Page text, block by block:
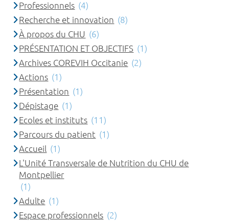
Professionnels (4)
Recherche et innovation (8)
À propos du CHU (6)
PRÉSENTATION ET OBJECTIFS (1)
Archives COREVIH Occitanie (2)
Actions (1)
Présentation (1)
Dépistage (1)
Ecoles et instituts (11)
Parcours du patient (1)
Accueil (1)
L'Unité Transversale de Nutrition du CHU de
Montpellier
(1)
Adulte (1)
Espace professionnels (2)